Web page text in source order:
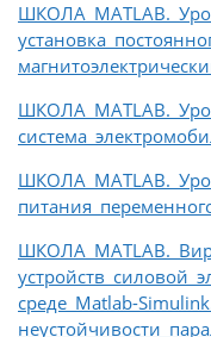
ШКОЛА MATLAB.
установка
ШКОЛА MATLAB.
система
ШКОЛА MATLAB.
питания
ШКОЛА MATLAB.
устройств силовой
среде Matlab-
неустойчивости